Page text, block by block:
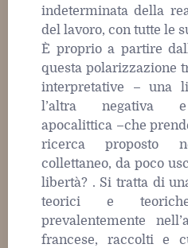
indeterminata della
del lavoro, con tutte le
È proprio a partire
questa polarizzazione
interpretative – una
l’altra negativa e
apocalittica –che
ricerca proposto
collettaneo, da poco
libertà? . Si tratta di
teorici e
prevalentemente
francese, raccolti e